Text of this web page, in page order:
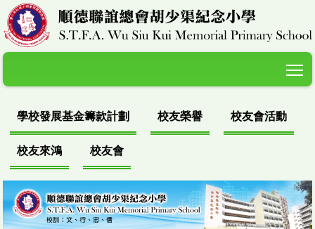
學校發展基金籌款計劃 校友榮譽 校友會活動
校友來鴻 校友會